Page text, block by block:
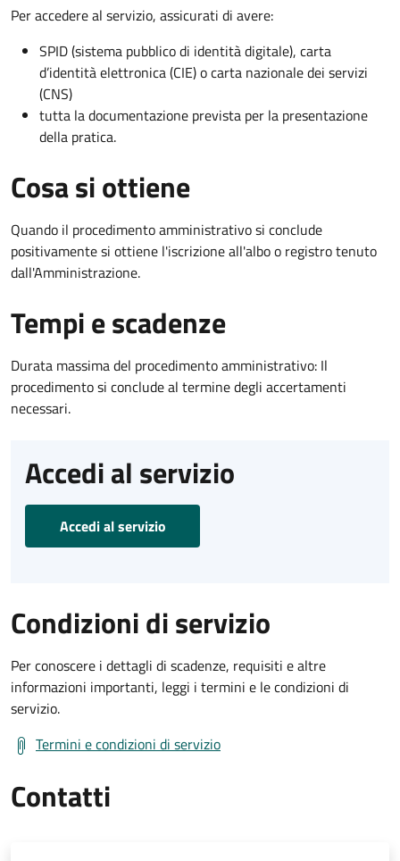
Per accedere al servizio, assicurati di avere:
SPID (sistema pubblico di identità digitale), carta
d’identità elettronica (CIE) o carta nazionale dei servizi
(CNS)
tutta la documentazione prevista per la presentazione
della pratica.
Cosa si ottiene
Quando il procedimento amministrativo si conclude
positivamente si ottiene l'iscrizione all'albo o registro tenuto
dall'Amministrazione.
Tempi e scadenze
Durata massima del procedimento amministrativo: Il
procedimento si conclude al termine degli accertamenti
necessari.
Accedi al servizio
Accedi al servizio
Condizioni di servizio
Per conoscere i dettagli di scadenze, requisiti e altre
informazioni importanti, leggi i termini e le condizioni di
servizio.
Termini e condizioni di servizio
Contatti